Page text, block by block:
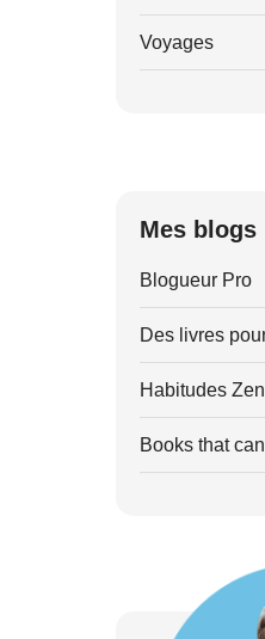
Voyages
Mes blogs
Blogueur Pro
Des livres
Habitudes Zen
Books that